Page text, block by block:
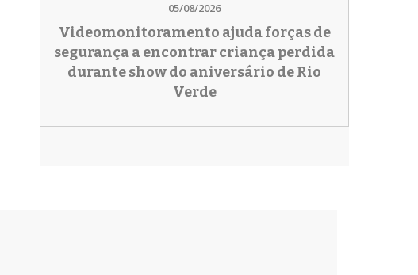
05/08/2026
Videomonitoramento ajuda forças de
segurança a encontrar criança perdida
durante show do aniversário de Rio
Verde